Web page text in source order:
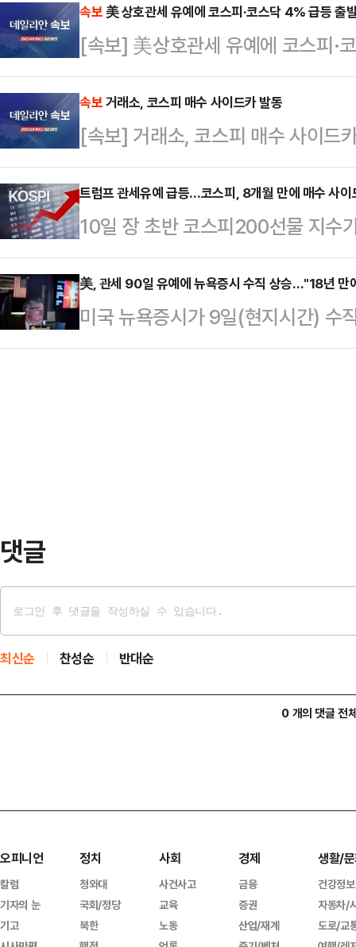
셜미디어(SNS) 트루스소셜 계정
계 시장에 경멸감을 표출했다”며
인상하며 이는 즉시 발효될 것”이
과 우리의 동맹국들에게 사용했던
는 것을 깨달아야 한다”며 “75개
무부, 무역대표부(…
속보 美 상호관세 유예에 코스피·코스닥 4% 급등 출
[속보] 美상호관세 유예에 코스피·
속보거래소, 코스피 매수 사이드카 발동
[속보] 거래소, 코스피 매수 사이드
트럼프 관세유예 급등…코스피, 8개월 만에 매수 사이
10일 장 초반 코스피200선물 지수
피)에 매수 사이드카가 발동됐다.
분의 국가에 대해 상호 관세를 90
승하면서다.한국거래소는 이날 오
시 효력정지(사이드카)가 발동됐
美, 관세 90일 유예에 뉴욕증시 수직 상승…"18년 만
미국 뉴욕증시가 9일(현지시간) 수
이 추가 관세 50%로 맞대응한 중
댓글
최신순 찬성순 반대순
0 개의 댓글 전
오피니언
칼럼
기자의 눈
기고
정치
청와대
국회/정당
북한
사회
사건사고
교육
노동
경제
금융
증권
산업/재계
생활/
건강정보
자동차/
도로/교